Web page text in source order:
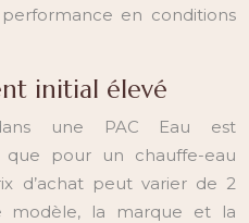
en conditions
initial élevé
dans une PAC Eau est
pour un chauffe-eau
d’achat peut varier de 2
la marque et la